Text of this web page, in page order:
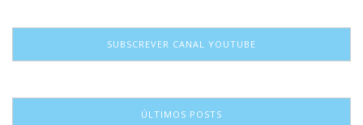
SUBSCREVER CANAL YOUTUBE
ÚLTIMOS POSTS